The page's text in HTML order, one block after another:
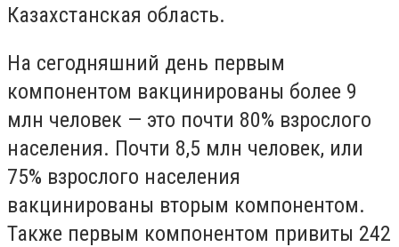
Казахстанская область.
На сегодняшний день первым
компонентом вакцинированы более 9
млн человек — это почти 80% взрослого
населения. Почти 8,5 млн человек, или
75% взрослого населения
вакцинированы вторым компонентом.
Также первым компонентом привиты 242